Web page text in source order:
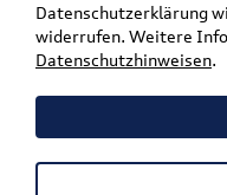
Original
mit
Datenschutzerklärung
widerrufen. Weitere
Datenschutzhinweisen.